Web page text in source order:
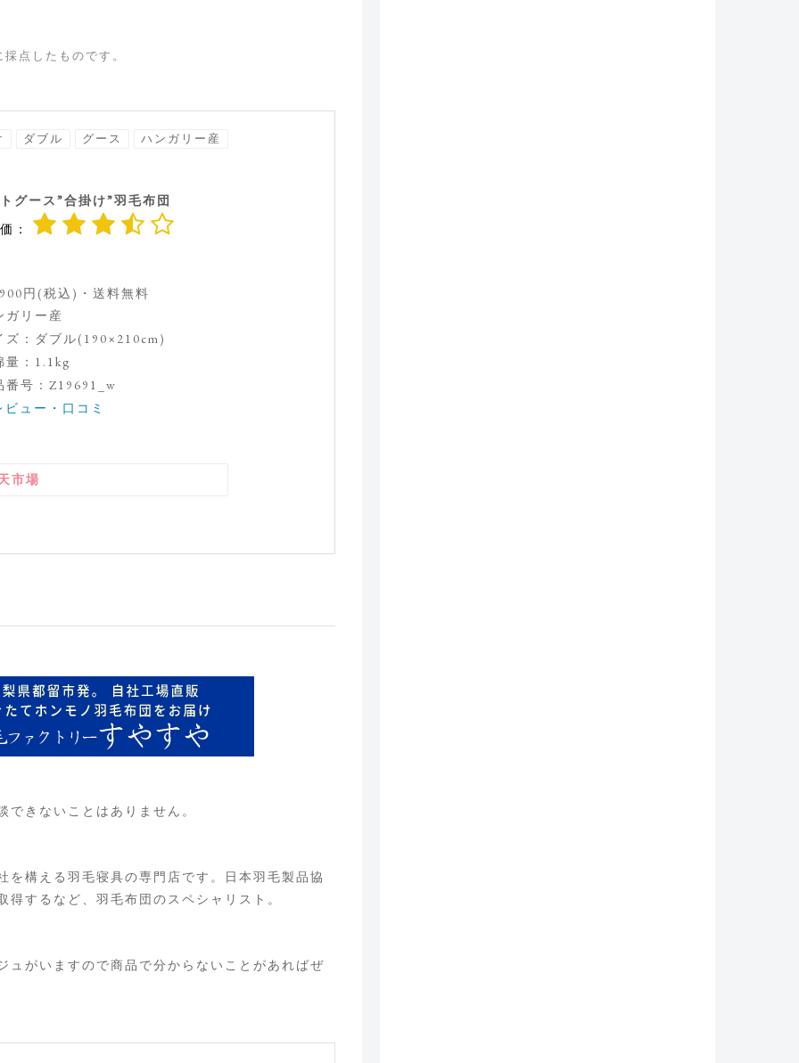
点したものです。
ダブル グース ハンガリー産
グース”合掛け”羽毛布団
：
円(税込)・送料無料
ガリー産
ズ：ダブル(190×210cm)
量：1.1kg
番号：Z19691_w
ビュー・口コミ
市場
きないことはありません。
構える羽毛寝具の専門店です。日本羽毛製品協
するなど、羽毛布団のスペシャリスト。
ュがいますので商品で分からないことがあればぜ